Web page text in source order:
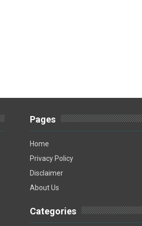
Pages
Home
Privacy Policy
Disclaimer
About Us
Categories